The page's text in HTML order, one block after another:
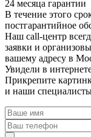
24 месяца гарантии
В течение этого
постгарантийное
Наш call-центр
заявки и
вашему адресу в
Увидели в
Прикрепите
и наши